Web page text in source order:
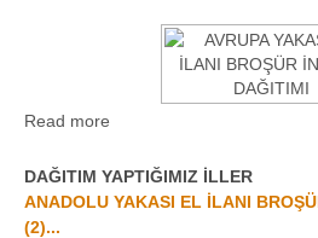
Read more
DAĞITIM YAPTIĞIMIZ İLLER
ANADOLU YAKASI EL İLANI
(2)...